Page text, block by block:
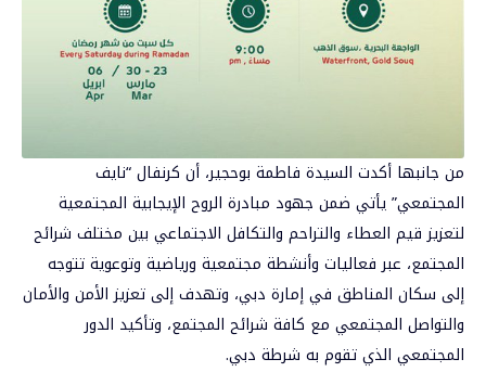
من جانبها أكدت السيدة فاطمة بوحجير، أن كرنفال “نايف
المجتمعي” يأتي ضمن جهود مبادرة الروح الإيجابية المجتمعية
لتعزيز قيم العطاء والتراحم والتكافل الاجتماعي بين مختلف شرائح
المجتمع، عبر فعاليات وأنشطة مجتمعية ورياضية وتوعوية تتوجه
إلى سكان المناطق في إمارة دبي، وتهدف إلى تعزيز الأمن والأمان
والتواصل المجتمعي مع كافة شرائح المجتمع، وتأكيد الدور
المجتمعي الذي تقوم به شرطة دبي.